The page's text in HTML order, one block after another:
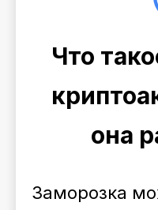
Что
она
Заморозка